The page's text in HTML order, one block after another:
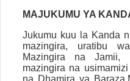
MAJUKUMU YA
Jukumu kuu la Kanda
mazingira, uratibu
Mazingira na Jamii,
mazingira na